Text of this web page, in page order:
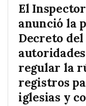
El
anunció la
Decreto
regular la
registros
iglesias y